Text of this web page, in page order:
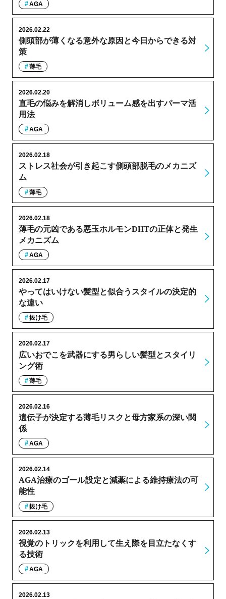
AGA
側頭部が薄くなる意外な原因と今日からできる対
策
2026.02.22
薄毛
直毛の悩みを解消しボリューム感を出すパーマ活
用法
2026.02.20
AGA
ストレス社会が引き起こす側頭部脱毛のメカニズ
ム
2026.02.18
薄毛
薄毛の元凶である悪玉ホルモンDHTの正体と発生
メカニズム
2026.02.18
AGA
やってはいけない髪型と似合うスタイルの決定的
な違い
2026.02.17
抜け毛
広いおでこを武器にする男らしい髪型とスタイリ
ング術
2026.02.17
薄毛
遺伝子が決定する薄毛リスクと母方家系の深い関
係
2026.02.16
AGA
AGA治療のゴール設定と減薬による維持療法の可
能性
2026.02.14
抜け毛
視覚のトリックを利用して生え際を目立たなくす
る技術
2026.02.13
AGA
2026.02.13